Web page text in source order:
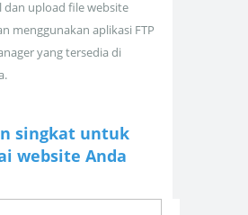
dan upload file website
menggunakan aplikasi FTP
yang tersedia di
singkat untuk
website Anda